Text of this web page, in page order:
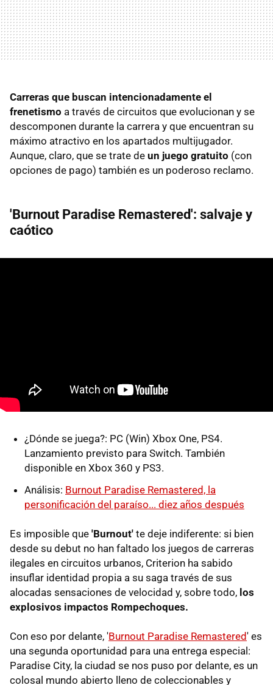
Carreras que buscan intencionadamente el
frenetismo a través de circuitos que evolucionan y se
descomponen durante la carrera y que encuentran su
máximo atractivo en los apartados multijugador.
Aunque, claro, que se trate de un juego gratuito (con
opciones de pago) también es un poderoso reclamo.
'Burnout Paradise Remastered': salvaje y
caótico
¿Dónde se juega?: PC (Win) Xbox One, PS4.
Lanzamiento previsto para Switch. También
disponible en Xbox 360 y PS3.
Análisis: Burnout Paradise Remastered, la
personificación del paraíso... diez años después
Es imposible que 'Burnout' te deje indiferente: si bien
desde su debut no han faltado los juegos de carreras
ilegales en circuitos urbanos, Criterion ha sabido
insuflar identidad propia a su saga través de sus
alocadas sensaciones de velocidad y, sobre todo, los
explosivos impactos Rompechoques.
Con eso por delante, 'Burnout Paradise Remastered' es
una segunda oportunidad para una entrega especial:
Paradise City, la ciudad se nos puso por delante, es un
colosal mundo abierto lleno de coleccionables y